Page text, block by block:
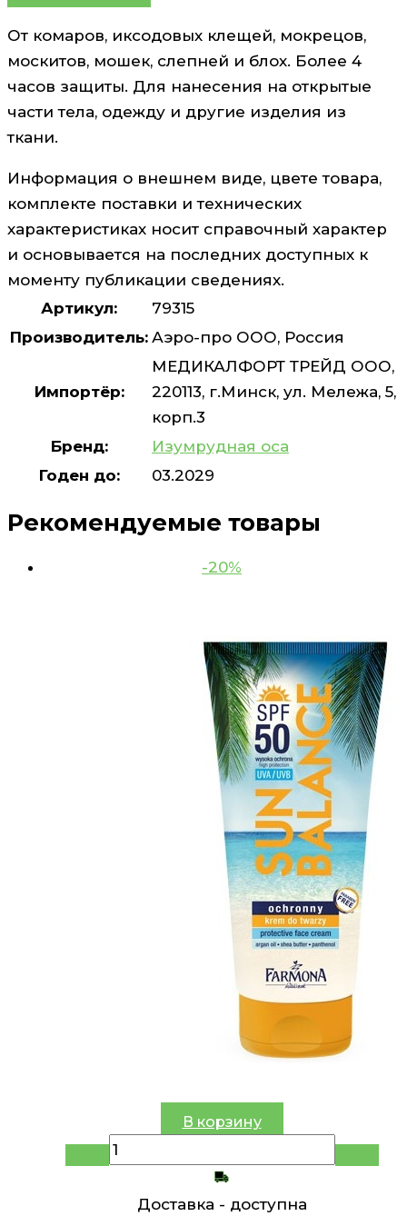
От комаров, иксодовых клещей, мокрецов,
москитов, мошек, слепней и блох. Более 4
часов защиты. Для нанесения на открытые
части тела, одежду и другие изделия из
ткани.
Информация о внешнем виде, цвете товара,
комплекте поставки и технических
характеристиках носит справочный характер
и основывается на последних доступных к
моменту публикации сведениях.
Артикул:
79315
Производитель: Аэро-про ООО, Россия
Импортёр:
МЕДИКАЛФОРТ ТРЕЙД ООО,
220113, г.Минск, ул. Мележа, 5,
корп.3
Бренд:
Изумрудная оса
Годен до:
03.2029
Рекомендуемые товары
-20%
В корзину
Доставка - доступна